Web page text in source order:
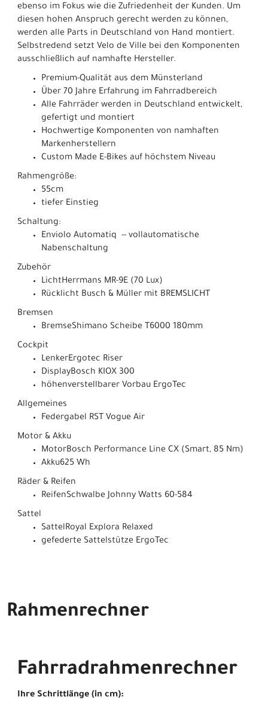
ebenso im Fokus wie die Zufriedenheit der Kunden. Um
diesen hohen Anspruch gerecht werden zu können,
werden alle Parts in Deutschland von Hand montiert.
Selbstredend setzt Velo de Ville bei den Komponenten
ausschließlich auf namhafte Hersteller.
Premium-Qualität aus dem Münsterland
Über 70 Jahre Erfahrung im Fahrradbereich
Alle Fahrräder werden in Deutschland entwickelt,
gefertigt und montiert
Hochwertige Komponenten von namhaften
Markenherstellern
Custom Made E-Bikes auf höchstem Niveau
Rahmengröße:
55cm
tiefer Einstieg
Schaltung:
Enviolo Automatiq -- vollautomatische
Nabenschaltung
Zubehör
LichtHerrmans MR-9E (70 Lux)
Rücklicht Busch & Müller mit BREMSLICHT
Bremsen
BremseShimano Scheibe T6000 180mm
Cockpit
LenkerErgotec Riser
DisplayBosch KIOX 300
höhenverstellbarer Vorbau ErgoTec
Allgemeines
Federgabel RST Vogue Air
Motor & Akku
MotorBosch Performance Line CX (Smart, 85 Nm)
Akku625 Wh
Räder & Reifen
ReifenSchwalbe Johnny Watts 60-584
Sattel
SattelRoyal Explora Relaxed
gefederte Sattelstütze ErgoTec
Rahmenrechner
Fahrradrahmenrechner
Ihre Schrittlänge (in cm):